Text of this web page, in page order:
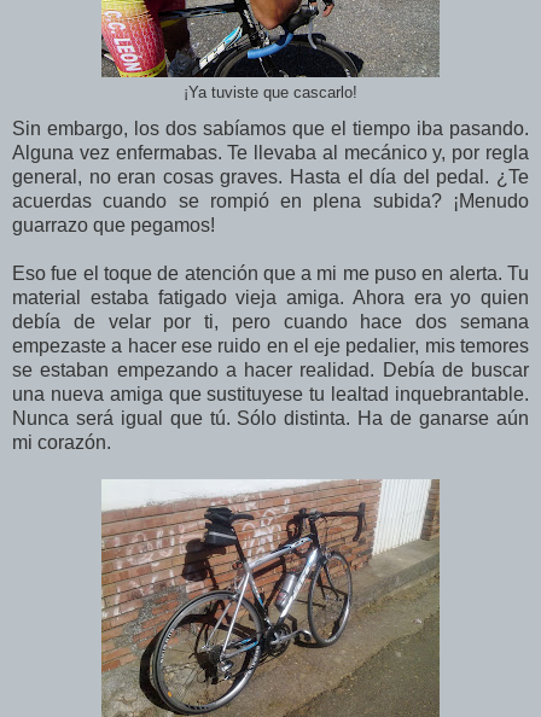
¡Ya tuviste que cascarlo!
Sin embargo, los dos sabíamos que el tiempo iba pasando.
Alguna vez enfermabas. Te llevaba al mecánico y, por regla
general, no eran cosas graves. Hasta el día del pedal. ¿Te
acuerdas cuando se rompió en plena subida? ¡Menudo
guarrazo que pegamos!
Eso fue el toque de atención que a mi me puso en alerta. Tu
material estaba fatigado vieja amiga. Ahora era yo quien
debía de velar por ti, pero cuando hace dos semana
empezaste a hacer ese ruido en el eje pedalier, mis temores
se estaban empezando a hacer realidad. Debía de buscar
una nueva amiga que sustituyese tu lealtad inquebrantable.
Nunca será igual que tú. Sólo distinta. Ha de ganarse aún
mi corazón.